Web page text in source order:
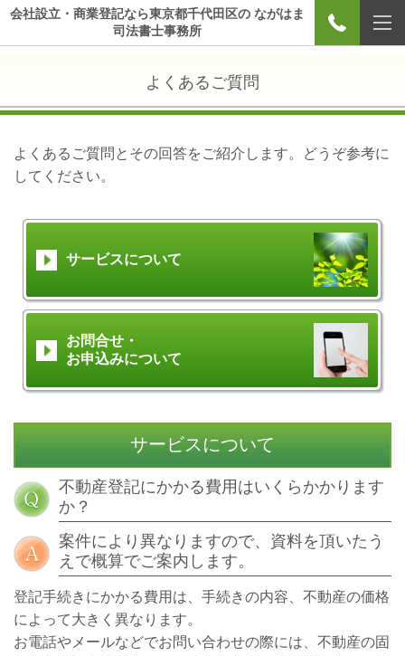
会社設立・商業登記なら東京都千代田区の ながはま
司法書士事務所
よくあるご質問
よくあるご質問とその回答をご紹介します。どうぞ参考に
してください。
サービスについて
お問合せ・
お申込みについて
サービスについて
不動産登記にかかる費用はいくらかかります
か？
案件により異なりますので、資料を頂いたう
えで概算でご案内します。
登記手続きにかかる費用は、手続きの内容、不動産の価格
によって大きく異なります。
お電話やメールなどでお問い合わせの際には、不動産の固